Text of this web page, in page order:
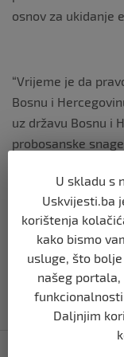
osnov za ukidanje
“Vrijeme je da
Bosnu i
uz državu Bosnu i
probosanske
Hercegovine”,
U skladu s
Uskvijesti.ba
korištenja
kako bismo
usluge, što
našeg
Daljnjim